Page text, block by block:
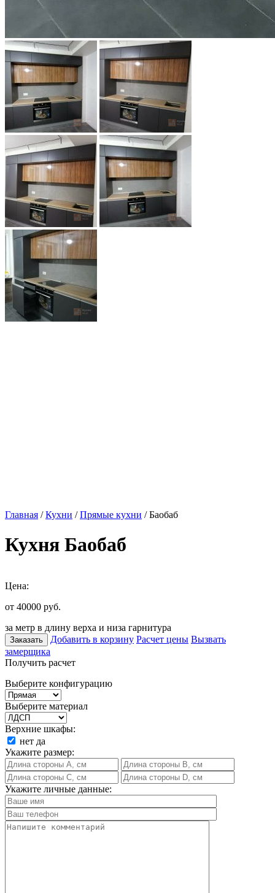
Главная /Кухни /Прямые кухни / Баобаб
Кухня Баобаб
Цена:
от 40000 руб.
за метр в длину верха и низа гарнитура
Заказать Добавить в корзину Расчет цены Вызвать
замерщика
Получить расчет
Выберите конфигурацию
Выберите материал
Верхние шкафы:
нет да
Укажите размер:
Укажите личные данные: